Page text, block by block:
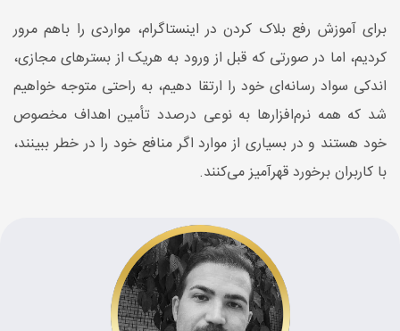
برای آموزش رفع بلاک کردن در اینستاگرام، مواردی را باهم مرور
کردیم، اما در صورتی که قبل از ورود به هریک از بسترهای مجازی،
اندکی سواد رسانه‌ای خود را ارتقا دهیم، به راحتی متوجه خواهيم
شد که همه نرم‌افزارها به نوعی درصدد تأمین اهداف مخصوص
خود هستند و در بسیاری از موارد اگر منافع خود را در خطر ببينند،
با کاربران برخورد قهرآمیز می‌کنند.